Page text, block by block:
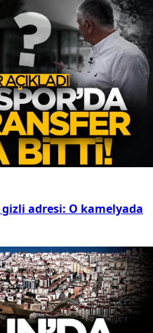
adresi: O kamelyada